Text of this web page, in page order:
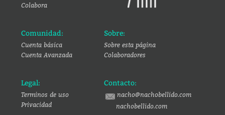
Colabora
Comunidad:
Cuenta básica
Cuenta Avanzada
Sobre:
Sobre esta página
Colaboradores
Legal:
Terminos de uso
Privacidad
Contacto:
nacho@nachobellido.com
nachobellido.com